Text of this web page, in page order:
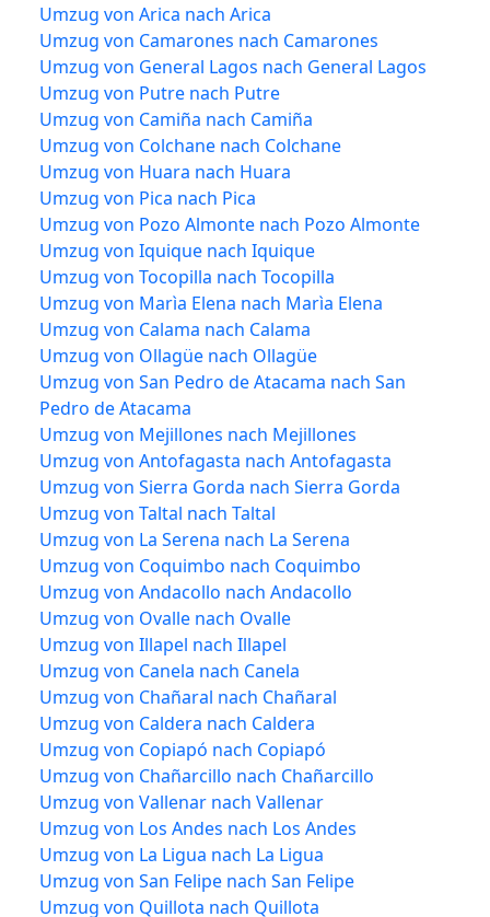
Umzug von Arica nach Arica
Umzug von Camarones nach Camarones
Umzug von General Lagos nach General Lagos
Umzug von Putre nach Putre
Umzug von Camiña nach Camiña
Umzug von Colchane nach Colchane
Umzug von Huara nach Huara
Umzug von Pica nach Pica
Umzug von Pozo Almonte nach Pozo Almonte
Umzug von Iquique nach Iquique
Umzug von Tocopilla nach Tocopilla
Umzug von Marìa Elena nach Marìa Elena
Umzug von Calama nach Calama
Umzug von Ollagüe nach Ollagüe
Umzug von San Pedro de Atacama nach San
Pedro de Atacama
Umzug von Mejillones nach Mejillones
Umzug von Antofagasta nach Antofagasta
Umzug von Sierra Gorda nach Sierra Gorda
Umzug von Taltal nach Taltal
Umzug von La Serena nach La Serena
Umzug von Coquimbo nach Coquimbo
Umzug von Andacollo nach Andacollo
Umzug von Ovalle nach Ovalle
Umzug von Illapel nach Illapel
Umzug von Canela nach Canela
Umzug von Chañaral nach Chañaral
Umzug von Caldera nach Caldera
Umzug von Copiapó nach Copiapó
Umzug von Chañarcillo nach Chañarcillo
Umzug von Vallenar nach Vallenar
Umzug von Los Andes nach Los Andes
Umzug von La Ligua nach La Ligua
Umzug von San Felipe nach San Felipe
Umzug von Quillota nach Quillota